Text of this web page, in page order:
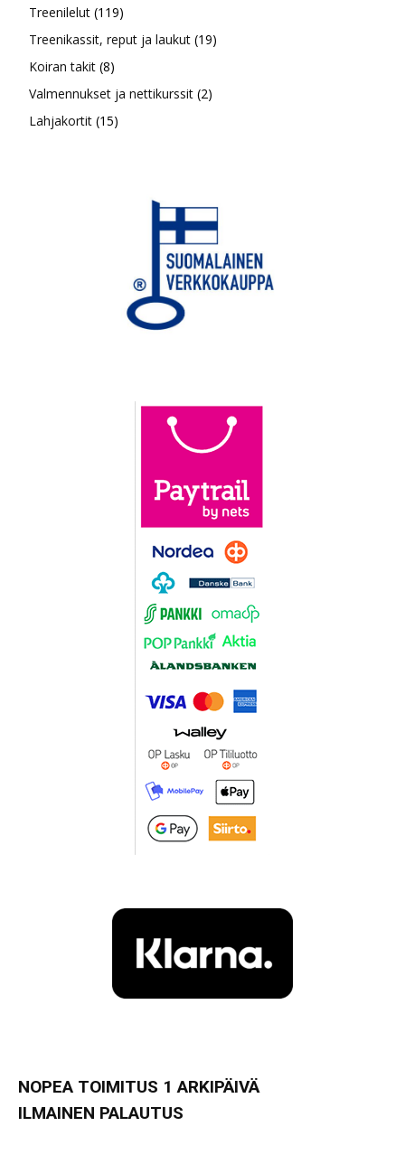
Treenilelut 119119
tuotetta
Treenikassit, reput ja laukut 1919
Koiran takit 88
tuotetta
Valmennukset ja nettikurssit 22
Lahjakortit 1515
NOPEA TOIMITUS 1 ARKIPÄIVÄ
ILMAINEN PALAUTUS